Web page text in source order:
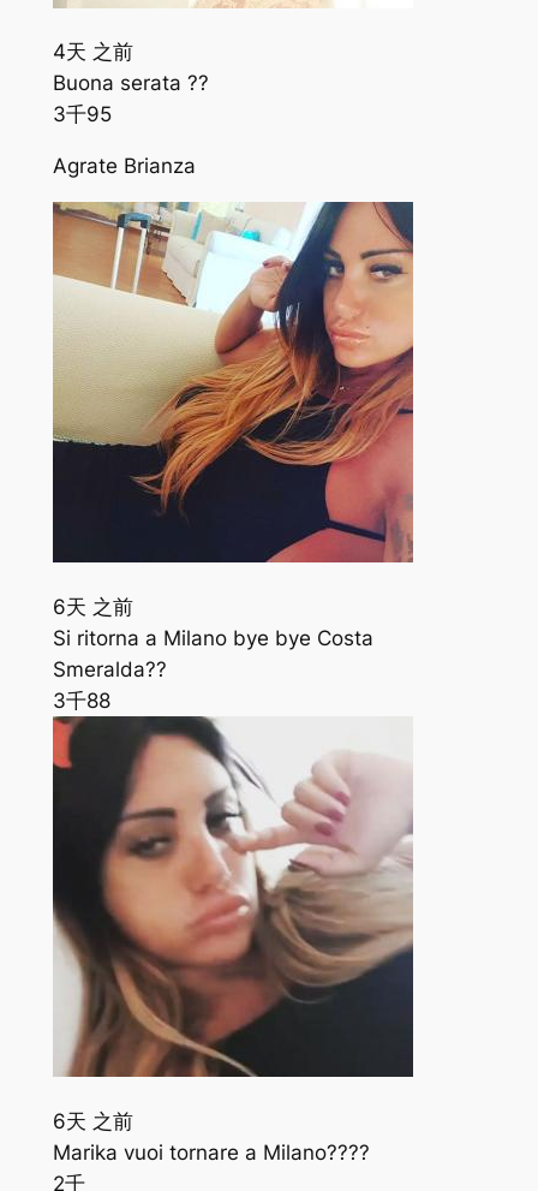
4天 之前
Buona serata ??
3千95
Agrate Brianza
6天 之前
Si ritorna a Milano bye bye Costa
Smeralda??
3千88
6天 之前
Marika vuoi tornare a Milano????
2千